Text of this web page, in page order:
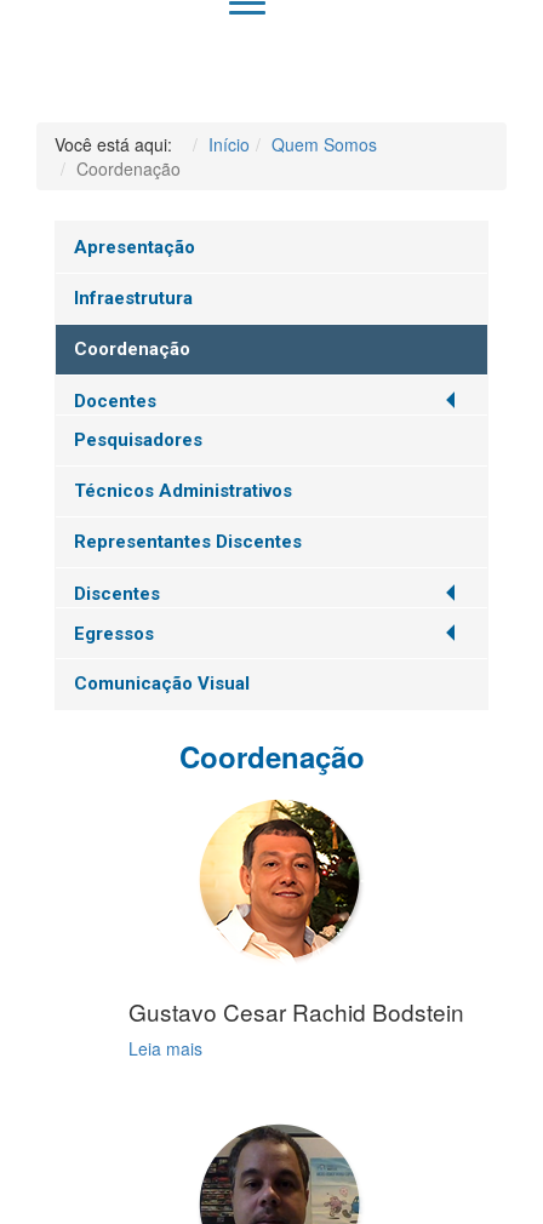
QUEM SOMOS
Você está aqui: Início
Quem Somos
Coordenação
Apresentação
Infraestrutura
Coordenação
Docentes
Pesquisadores
Técnicos Administrativos
Representantes Discentes
Discentes
Egressos
Comunicação Visual
Coordenação
Gustavo Cesar Rachid Bodstein
Leia mais